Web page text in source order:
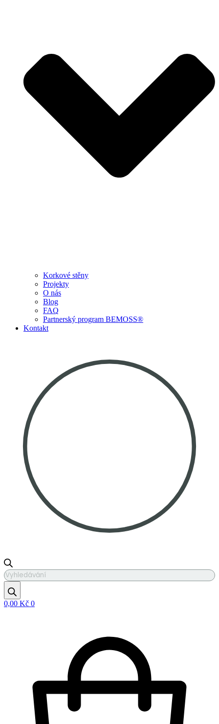
Korkové stěny
Projekty
O nás
Blog
FAQ
Partnerský program BEMOSS®
Kontakt
Products
search
0,00 Kč 0